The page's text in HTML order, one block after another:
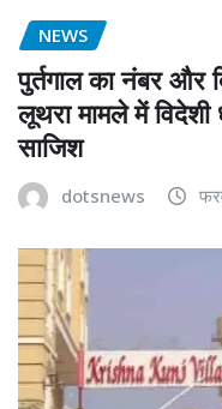
NEWS
पुर्तगाल का नंबर और
लूथरा मामले में विदेशी
साजिश
dotsnews